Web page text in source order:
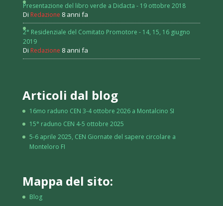
Presentazione del libro verde a Didacta - 19 ottobre 2018
Di Redazione 8 anni fa
2° Residenziale del Comitato Promotore - 14, 15, 16 giugno
2019
Di Redazione 8 anni fa
Articoli dal blog
16mo raduno CEN 3-4 ottobre 2026 a Montalcino SI
15° raduno CEN 4-5 ottobre 2025
5-6 aprile 2025, CEN Giornate del sapere circolare a
Monteloro FI
Mappa del sito:
Blog